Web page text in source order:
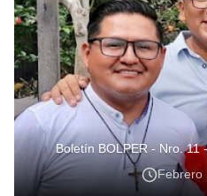
Boletín BOLPER - Nro. 11
Febrero